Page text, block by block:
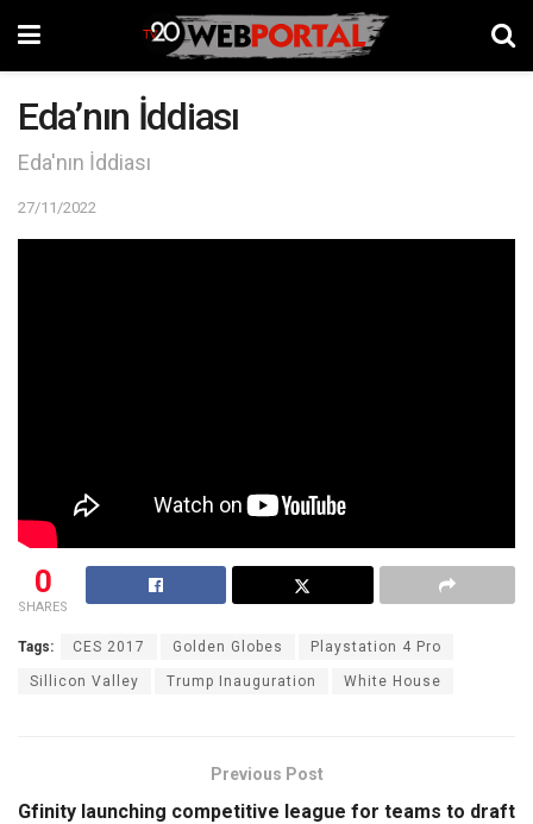
Eda’nın İddiası
Eda'nın İddiası
27/11/2022
0
SHARES
Tags: CES 2017 Golden Globes Playstation 4 Pro
Sillicon Valley Trump Inauguration White House
Previous Post
Gfinity launching competitive league for teams to draft